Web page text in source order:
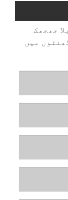
جھجھک
انکوائری دیں۔ ہم آپ کو 24 گھنٹوں میں